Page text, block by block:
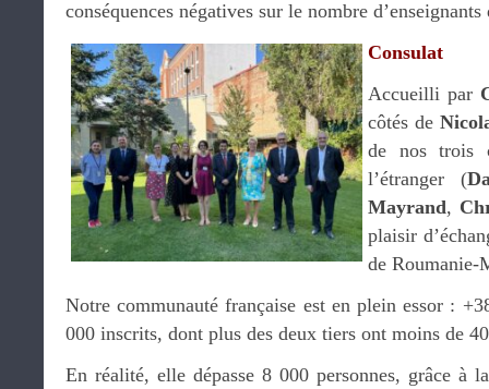
conséquences négatives sur le nombre
Consulat
Accueilli par
côtés de
de nos trois
l’étranger (
Mayrand,
plaisir
de Roumanie-
Notre communauté française est en plein essor :
000 inscrits, dont plus des deux tiers ont moins de
En réalité, elle dépasse 8 000 personnes, grâce à